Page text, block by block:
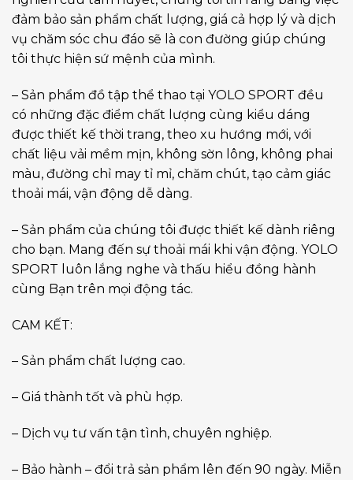
đảm bảo sản phẩm chất lượng, giá cả hợp lý và dịch
vụ chăm sóc chu đáo sẽ là con đường giúp chúng
tôi thực hiện sứ mệnh của mình.
– Sản phẩm đồ tập thể thao tại YOLO SPORT đều
có những đặc điểm chất lượng cùng kiểu dáng
được thiết kế thời trang, theo xu hướng mới, với
chất liệu vải mềm mịn, không sờn lông, không phai
màu, đường chỉ may tỉ mỉ, chăm chút, tạo cảm giác
thoải mái, vận động dễ dàng.
– Sản phẩm của chúng tôi được thiết kế dành riêng
cho bạn. Mang đến sự thoải mái khi vận động. YOLO
SPORT luôn lắng nghe và thấu hiểu đồng hành
cùng Bạn trên mọi động tác.
CAM KẾT:
– Sản phẩm chất lượng cao.
– Giá thành tốt và phù hợp.
– Dịch vụ tư vấn tận tình, chuyên nghiệp.
– Bảo hành – đổi trả sản phẩm lên đến 90 ngày. Miễn